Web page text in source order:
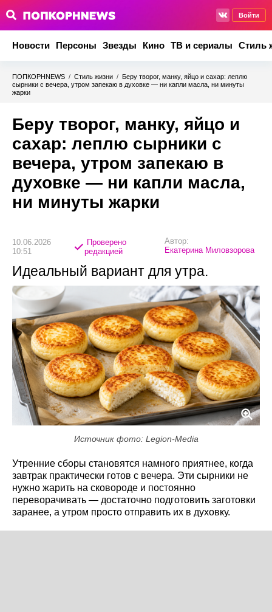
Войти
Новости Персоны Звезды Кино ТВ и сериалы Стиль
ПОПКОРНNEWS / Стиль жизни / Беру творог, манку, яйцо и сахар: леплю
сырники с вечера, утром запекаю в духовке — ни капли масла, ни минуты
жарки
Беру творог, манку, яйцо и
сахар: леплю сырники с
вечера, утром запекаю в
духовке — ни капли масла,
ни минуты жарки
10.06.2026
10:51
Проверено
редакцией
Автор:
Екатерина Миловзорова
Идеальный вариант для утра.
Источник фото: Legion-Media
Утренние сборы становятся намного приятнее, когда
завтрак практически готов с вечера. Эти сырники не
нужно жарить на сковороде и постоянно
переворачивать — достаточно подготовить заготовки
заранее, а утром просто отправить их в духовку.